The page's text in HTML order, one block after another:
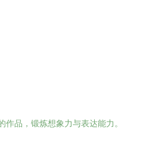
品，锻炼想象力与表达能力。